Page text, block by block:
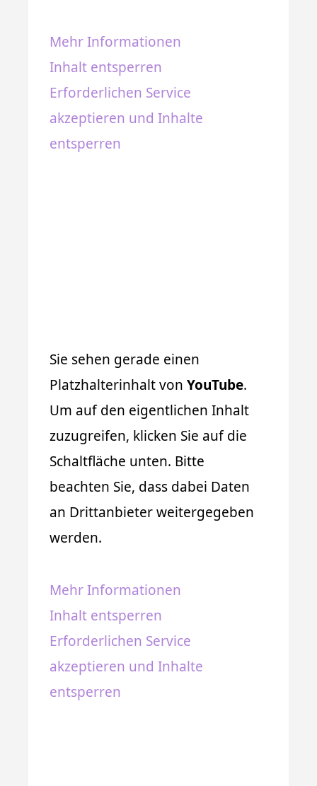
Mehr Informationen
Inhalt entsperren
Erforderlichen Service
akzeptieren und Inhalte
entsperren
Sie sehen gerade einen
Platzhalterinhalt von YouTube.
Um auf den eigentlichen Inhalt
zuzugreifen, klicken Sie auf die
Schaltfläche unten. Bitte
beachten Sie, dass dabei Daten
an Drittanbieter weitergegeben
werden.
Mehr Informationen
Inhalt entsperren
Erforderlichen Service
akzeptieren und Inhalte
entsperren